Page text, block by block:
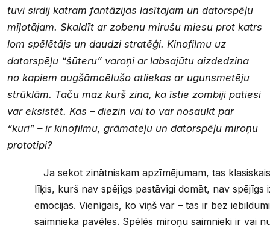
tuvi sirdij katram fantāzijas lasītajam un datorspēļu
mīļotājam. Skaldīt ar zobenu mirušu miesu prot katrs
lom spēlētājs un daudzi stratēģi. Kinofilmu uz
datorspēļu “šūteru” varoņi ar labsajūtu aizdedzina
no kapiem augšāmcēlušo atliekas ar ugunsmetēju
strūklām. Taču maz kurš zina, ka īstie zombiji patiesi
var eksistēt. Kas – diezin vai to var nosaukt par
“kuri” – ir kinofilmu, grāmateļu un datorspēļu miroņu
prototipi?
Ja sekot zinātniskam apzīmējumam, tas
līķis, kurš nav spējīgs pastāvīgi domāt, nav spējīgs
emocijas. Vienīgais, ko viņš var – tas ir bez
saimnieka pavēles. Spēlēs miroņu saimnieki ir vai